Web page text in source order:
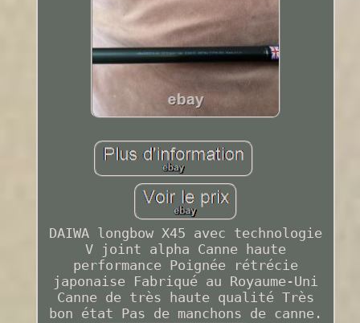
DAIWA longbow X45 avec technologie
V joint alpha Canne haute
performance Poignée rétrécie
japonaise Fabriqué au Royaume-Uni
Canne de très haute qualité Très
bon état Pas de manchons de canne.